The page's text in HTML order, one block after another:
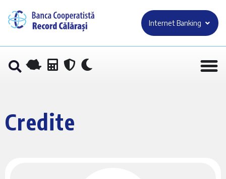
Internet Banking
Credite